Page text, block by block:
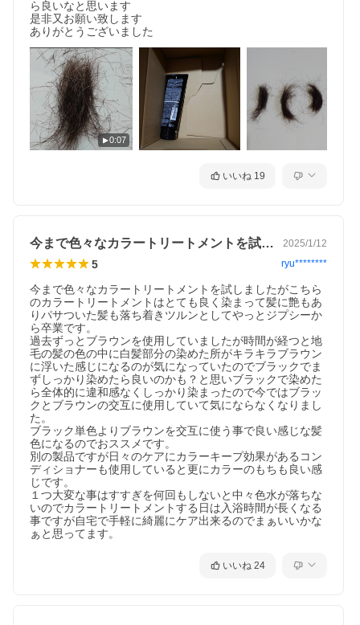
ら良いなと思います
是非又お願い致します
ありがとうございました
0:07
いいね 19
今まで色々なカラートリートメントを試し… 2025/1/12
5 ryu********
今まで色々なカラートリートメントを試しましたがこちら
のカラートリートメントはとても良く染まって髪に艶もあ
りパサついた髪も落ち着きツルンとしてやっとジプシーか
ら卒業です。
過去ずっとブラウンを使用していましたが時間が経つと地
毛の髪の色の中に白髪部分の染めた所がキラキラブラウン
に浮いた感じになるのが気になっていたのでブラックでま
ずしっかり染めたら良いのかも？と思いブラックで染めた
ら全体的に違和感なくしっかり染まったので今ではブラッ
クとブラウンの交互に使用していて気にならなくなりまし
た。
ブラック単色よりブラウンを交互に使う事で良い感じな髪
色になるのでおススメです。
別の製品ですが日々のケアにカラーキープ効果があるコン
ディショナーも使用していると更にカラーのもちも良い感
じです。
１つ大変な事はすすぎを何回もしないと中々色水が落ちな
いのでカラートリートメントする日は入浴時間が長くなる
事ですが自宅で手軽に綺麗にケア出来るのでまぁいいかな
ぁと思ってます。
いいね 24